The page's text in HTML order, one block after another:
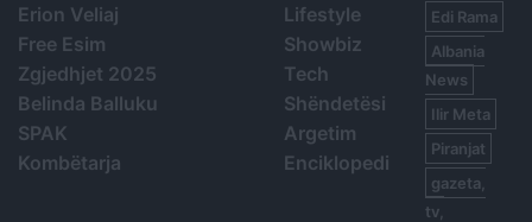
Erion Veliaj
Free Esim
Zgjedhjet 2025
Belinda Balluku
SPAK
Kombëtarja
Lifestyle
Showbiz
Tech
Shëndetësi
Argetim
Enciklopedi
Edi Rama
Albania
News
Ilir Meta
Piranjat
gazeta,
tv,